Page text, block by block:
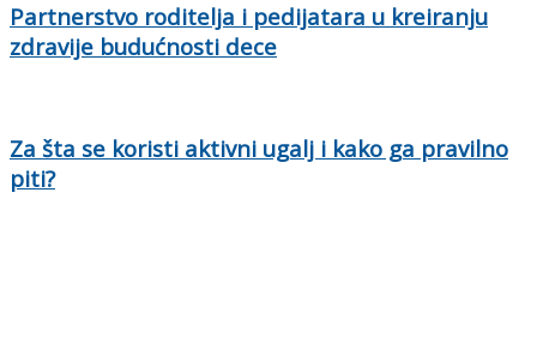
Partnerstvo roditelja i pedijatara u kreiranju
zdravije budućnosti dece
Za šta se koristi aktivni ugalj i kako ga pravilno
piti?